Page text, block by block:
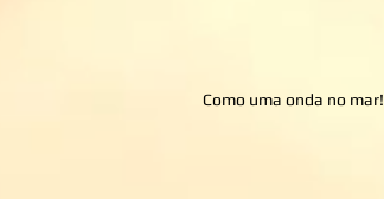
Como uma onda no mar!